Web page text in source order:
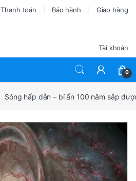
Thanh toán Bảo hành Giao hàng
Tài khoản
0
Sóng hấp dẫn – bí ẩn 100 năm sắp